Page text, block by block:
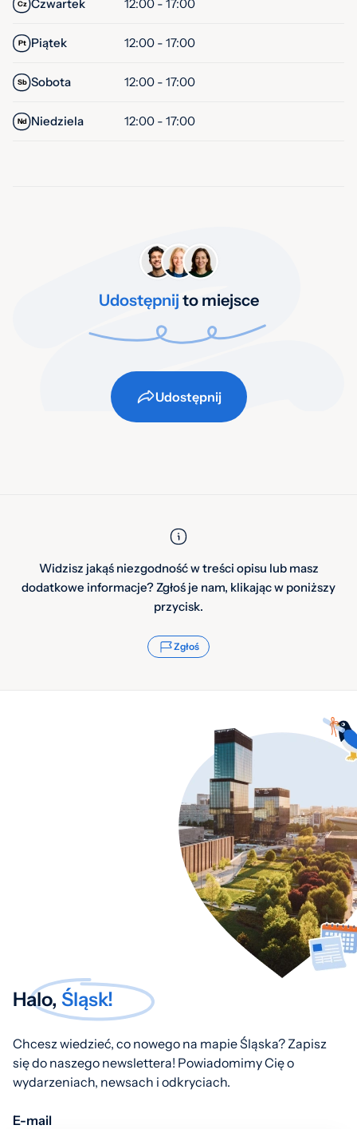
Cz Czwartek 12:00 - 17:00
Pt Piątek 12:00 - 17:00
Sb Sobota 12:00 - 17:00
Nd Niedziela 12:00 - 17:00
Udostępnij to miejsce
Udostępnij
Widzisz jakąś niezgodność w treści opisu lub masz
dodatkowe informacje? Zgłoś je nam, klikając w poniższy
przycisk.
Zgłoś
Halo, Śląsk!
Chcesz wiedzieć, co nowego na mapie Śląska? Zapisz
się do naszego newslettera! Powiadomimy Cię o
wydarzeniach, newsach i odkryciach.
E-mail